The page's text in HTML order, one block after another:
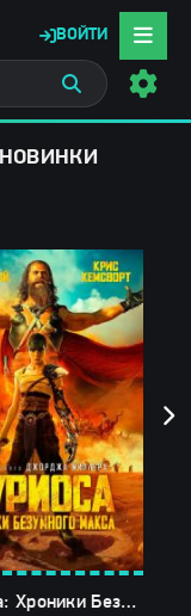
ВОЙТИ
Фуриоса: Хроники Безумного Макса (2024)